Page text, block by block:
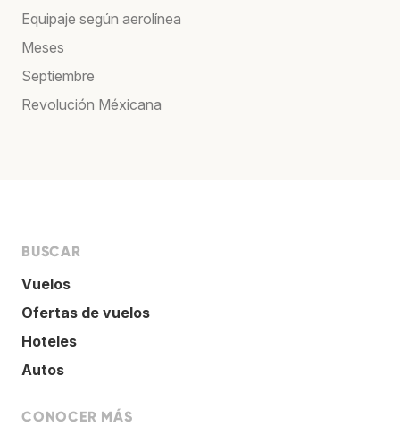
Equipaje según aerolínea
Meses
Septiembre
Revolución Méxicana
BUSCAR
Vuelos
Ofertas de vuelos
Hoteles
Autos
CONOCER MÁS